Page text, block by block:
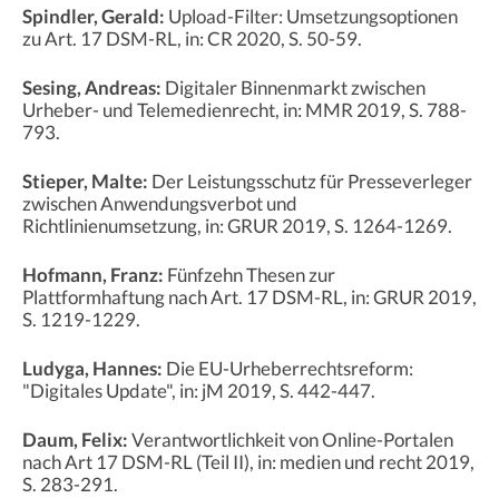
Spindler, Gerald: Upload-Filter: Umsetzungsoptionen
zu Art. 17 DSM-RL, in: CR 2020, S. 50-59.
Sesing, Andreas: Digitaler Binnenmarkt zwischen
Urheber- und Telemedienrecht, in: MMR 2019, S. 788-
793.
Stieper, Malte: Der Leistungsschutz für Presseverleger
zwischen Anwendungsverbot und
Richtlinienumsetzung, in: GRUR 2019, S. 1264-1269.
Hofmann, Franz: Fünfzehn Thesen zur
Plattformhaftung nach Art. 17 DSM-RL, in: GRUR 2019,
S. 1219-1229.
Ludyga, Hannes: Die EU-Urheberrechtsreform:
"Digitales Update", in: jM 2019, S. 442-447.
Daum, Felix:Verantwortlichkeit von Online-Portalen
nach Art 17 DSM-RL (Teil II), in: medien und recht 2019,
S. 283-291.